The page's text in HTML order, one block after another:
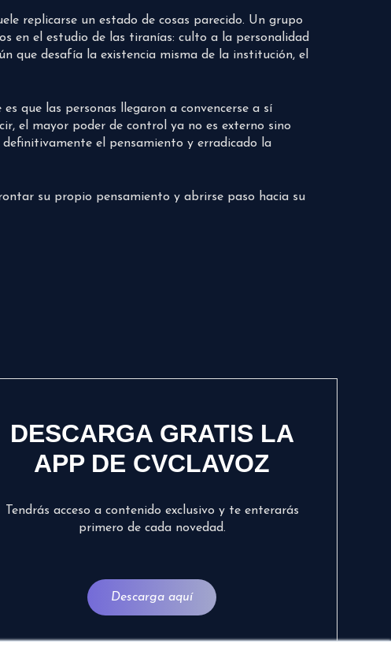
replicarse un estado de cosas parecido. Un grupo
en el estudio de las tiranías: culto a la personalidad
que desafía la existencia misma de la institución, el
que las personas llegaron a convencerse a sí
el mayor poder de control ya no es externo sino
el pensamiento y erradicado la
su propio pensamiento y abrirse paso hacia su
DESCARGA GRATIS LA
APP DE CVCLAVOZ
Tendrás acceso a contenido exclusivo y te enterarás
primero de cada novedad.
Descarga aquí